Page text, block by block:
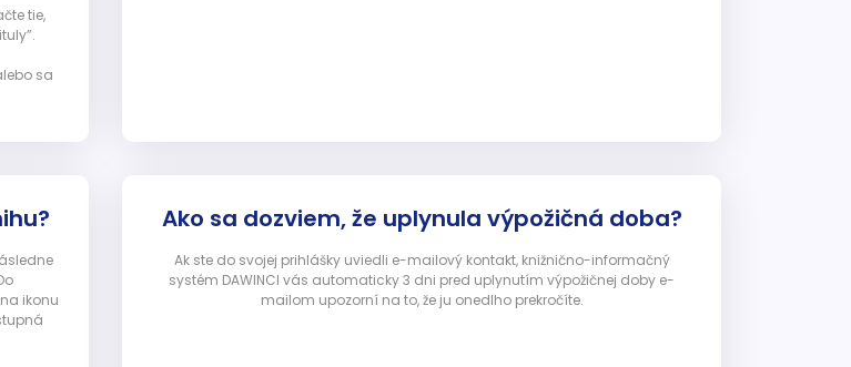
tie,
sa
ikonu
Ako sa dozviem, že uplynula výpožičná doba?
Ak ste do svojej prihlášky uviedli e-mailový kontakt, knižnično-informačný
systém DAWINCI vás automaticky 3 dni pred uplynutím výpožičnej doby e-
mailom upozorní na to, že ju onedlho prekročíte.